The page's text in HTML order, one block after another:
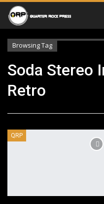
Browsing Tag
Soda Stereo
Retro
QRP